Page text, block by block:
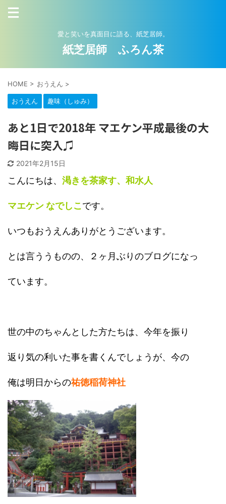
愛と笑いを真面目に語る、紙芝居師。
紙芝居師 ふろん茶
HOME > おうえん >
おうえん 趣味（しゅみ）
あと1日で2018年 マエケン平成最後の大
晦日に突入♫
2021年2月15日
こんにちは、 渇きを茶家す、和水人
マエケン なでしこ です。
いつもおうえんありがとうございます。
とは言ううものの、２ヶ月ぶりのブログになっ
ています。
世の中のちゃんとした方たちは、今年を振り
返り気の利いた事を書くんでしょうが、今の
俺は明日からの祐徳稲荷神社